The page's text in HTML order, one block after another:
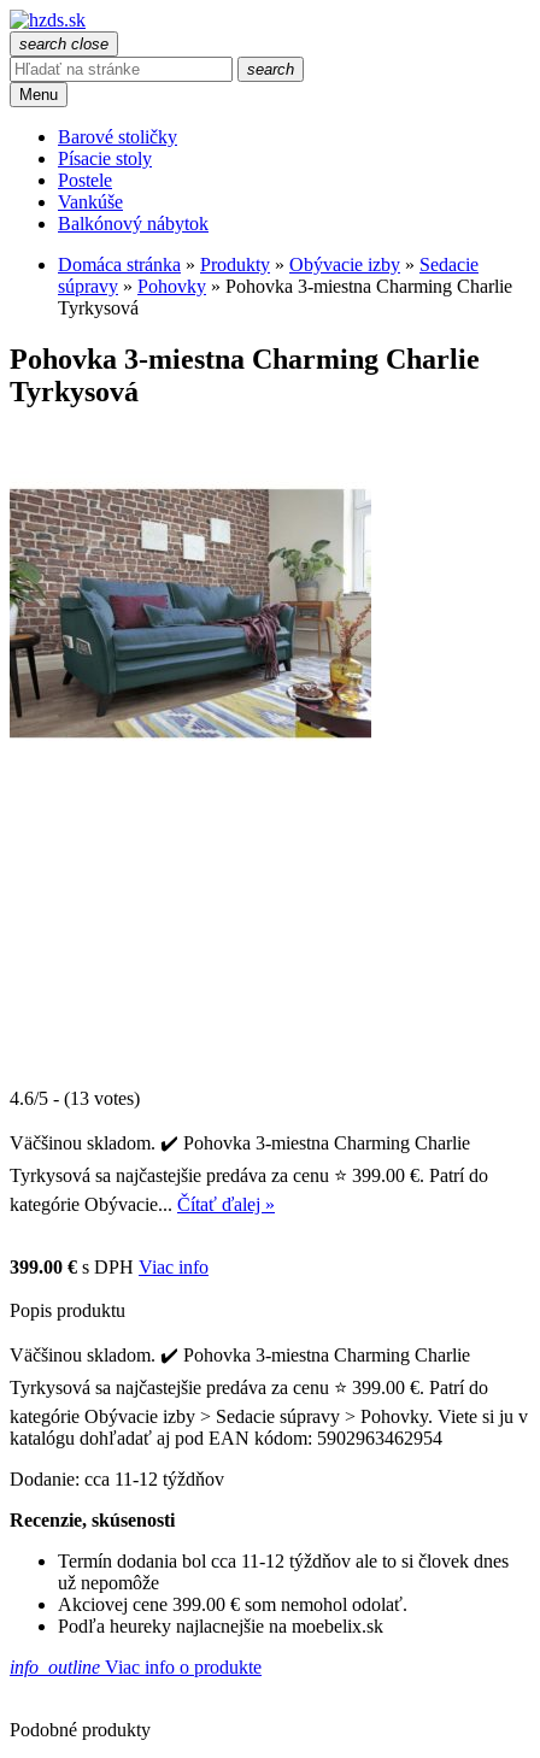
search close
search
Menu
Barové stoličky
Písacie stoly
Postele
Vankúše
Balkónový nábytok
Domáca stránka » Produkty » Obývacie izby » Sedacie
súpravy » Pohovky » Pohovka 3-miestna Charming Charlie
Tyrkysová
Pohovka 3-miestna Charming Charlie
Tyrkysová
4.6/5 - (13 votes)
Väčšinou skladom. ✔️ Pohovka 3-miestna Charming Charlie
Tyrkysová sa najčastejšie predáva za cenu ⭐ 399.00 €. Patrí do
kategórie Obývacie... Čítať ďalej »
399.00 € s DPH Viac info
Popis produktu
Väčšinou skladom. ✔️ Pohovka 3-miestna Charming Charlie
Tyrkysová sa najčastejšie predáva za cenu ⭐ 399.00 €. Patrí do
kategórie Obývacie izby > Sedacie súpravy > Pohovky. Viete si ju v
katalógu dohľadať aj pod EAN kódom: 5902963462954
Dodanie: cca 11-12 týždňov
Recenzie, skúsenosti
Termín dodania bol cca 11-12 týždňov ale to si človek dnes
už nepomôže
Akciovej cene 399.00 € som nemohol odolať.
Podľa heureky najlacnejšie na moebelix.sk
info_outline Viac info o produkte
Podobné produkty